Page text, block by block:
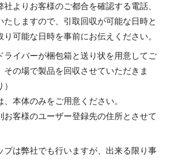
よりお客様のご都合を確認する電話、
たしますので、引取回収が可能な日時と
り可能な日時を事前にお伝えください。
ライバーが梱包箱と送り状を用意してご
その場で製品を回収させていただきま
本体のみをご用意ください。
客様のユーザー登録先の住所とさせて
プは弊社でも行いますが、出来る限り事